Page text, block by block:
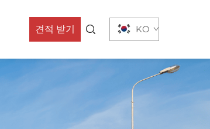
견적 받기 KO